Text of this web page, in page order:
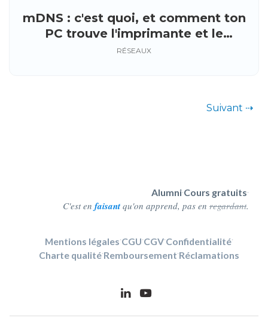
mDNS : c'est quoi, et comment ton
PC trouve l'imprimante et le
Chromecast tout seuls
RÉSEAUX
Suivant ⇢
Alumni·Cours gratuits·
C'est en faisantqu'on apprend, pas en regardant.
Mentions légales·CGU·CGV·Confidentialité·
Charte qualité·Remboursement·Réclamations